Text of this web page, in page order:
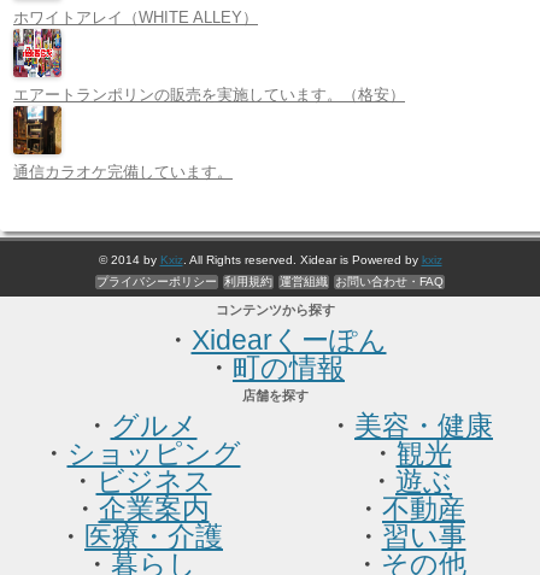
ホワイトアレイ（WHITE ALLEY）
エアートランポリンの販売を実施しています。（格安）
通信カラオケ完備しています。
© 2014 by Kxiz. All Rights reserved. Xidear is Powered by kxiz
プライバシーポリシー
利用規約 運営組織 お問い合わせ・FAQ
コンテンツから探す
・ Xidearくーぽん
・ 町の情報
店舗を探す
・ グルメ
・ ショッピング
・ ビジネス
・ 企業案内
・ 医療・介護
・ 暮らし
・ 美容・健康
・ 観光
・ 遊ぶ
・ 不動産
・ 習い事
・ その他